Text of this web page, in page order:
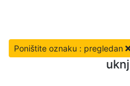
Poništite oznaku : pregledan